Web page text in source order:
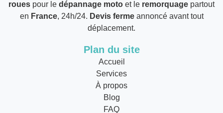
roues pour le dépannage moto et le remorquage partout
en France, 24h/24. Devis fermeannoncé avant tout
déplacement.
Plan du site
Accueil
Services
À propos
Blog
FAQ